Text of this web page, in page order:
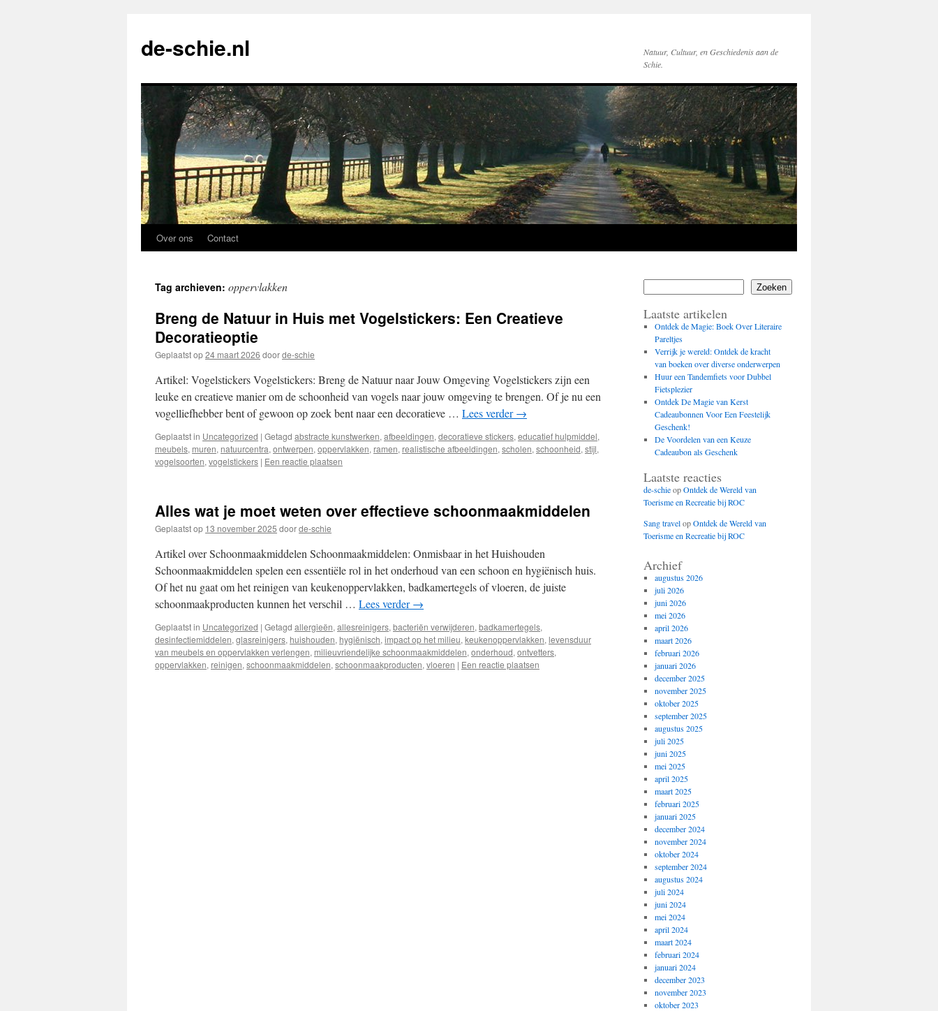
de-schie.nl
Natuur, Cultuur, en Geschiedenis aan de
Schie.
Spring
inhoud
Over ons Contact
Tag archieven: oppervlakken
Breng de Natuur in Huis met Vogelstickers: Een Creatieve
Decoratieoptie
Geplaatst op24 maart 2026 doorde-schie
Artikel: Vogelstickers Vogelstickers: Breng de Natuur naar Jouw Omgeving Vogelstickers zijn een
leuke en creatieve manier om de schoonheid van vogels naar jouw omgeving te brengen. Of je nu een
vogelliefhebber bent of gewoon op zoek bent naar een decoratieve … Lees verder→
Geplaatst in Uncategorized | Getagd abstracte kunstwerken, afbeeldingen, decoratieve stickers, educatief hulpmiddel,
meubels, muren, natuurcentra, ontwerpen, oppervlakken, ramen, realistische afbeeldingen, scholen, schoonheid, stijl,
vogelsoorten, vogelstickers | Een reactie plaatsen
Alles wat je moet weten over effectieve schoonmaakmiddelen
Geplaatst op 13 november 2025 doorde-schie
Artikel over Schoonmaakmiddelen Schoonmaakmiddelen: Onmisbaar in het Huishouden
Schoonmaakmiddelen spelen een essentiële rol in het onderhoud van een schoon en hygiënisch huis.
Of het nu gaat om het reinigen van keukenoppervlakken, badkamertegels of vloeren, de juiste
schoonmaakproducten kunnen het verschil … Lees verder→
Geplaatst in Uncategorized | Getagd allergieën, allesreinigers, bacteriën verwijderen, badkamertegels,
desinfectiemiddelen, glasreinigers, huishouden, hygiënisch, impact op het milieu, keukenoppervlakken, levensduur
van meubels en oppervlakken verlengen, milieuvriendelijke schoonmaakmiddelen, onderhoud, ontvetters,
oppervlakken, reinigen, schoonmaakmiddelen, schoonmaakproducten, vloeren | Een reactie plaatsen
Zoeken
Laatste artikelen
Ontdek de Magie: Boek Over Literaire
Pareltjes
Verrijk je wereld: Ontdek de kracht
van boeken over diverse onderwerpen
Huur een Tandemfiets voor Dubbel
Fietsplezier
Ontdek De Magie van Kerst
Cadeaubonnen Voor Een Feestelijk
Geschenk!
De Voordelen van een Keuze
Cadeaubon als Geschenk
Laatste reacties
de-schieopOntdek de Wereld van
Toerisme en Recreatie bij ROC
Sang travelopOntdek de Wereld van
Toerisme en Recreatie bij ROC
Archief
augustus 2026
juli 2026
juni 2026
mei 2026
april 2026
maart 2026
februari 2026
januari 2026
december 2025
november 2025
oktober 2025
september 2025
augustus 2025
juli 2025
juni 2025
mei 2025
april 2025
maart 2025
februari 2025
januari 2025
december 2024
november 2024
oktober 2024
september 2024
augustus 2024
juli 2024
juni 2024
mei 2024
april 2024
maart 2024
februari 2024
januari 2024
december 2023
november 2023
oktober 2023